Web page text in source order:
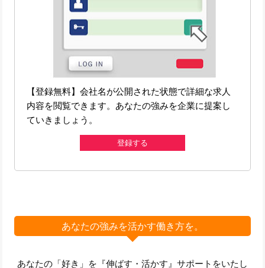
【登録無料】会社名が公開された状態で詳細な求人
内容を閲覧できます。あなたの強みを企業に提案し
ていきましょう。
登録する
あなたの強みを活かす働き方を。
あなたの「好き」を『伸ばす・活かす』サポートをいたし